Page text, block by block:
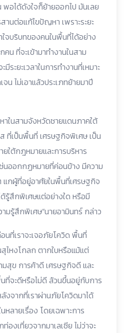
อได้ดังใจก็ย้ายออกไป มันเลย
านต่อแก้ไขปัญหา เพราะระยะ
ใจบริบทของคนในพื้นที่ได้อย่าง
น ที่จะเข้ามาทำงานในสาม
ระยะเวลาในการทำงานที่เหมาะ
น ไม่เอาแล้วประเภทย้ายมาปี
าในสามจังหวัดชายแดนภาคใต้
ที่เป็นพื้นที่ เศรษฐกิจพิเศษ เป็น
ต้กฎหมายและการบริหาร
นออกกฏหมายที่ค่อนข้าง มีความ
แกผู้ที่อยู่อาศัยในพื้นที่เศรษฐกิจ
รู้สึกพิเศษแต่อย่างใด หรือมี
มรู้สึกพิเศษ“นายอามินทร์ กล่าว
นที่เราจะเจอภัยโควิด พื้นที่
สุไหงโกลก ตากใบหรือแม้แต่
มสุข การค้าดี เศรษฐกิจดี และ
ที่จะดีหรือไม่ดี ล้วนขึ้นอยู่กับการ
งจากที่เราผ่านภัยโควิดมาได้
หลายเรื่อง โดยเฉพาะการ
องเที่ยวจากมาเลเซีย ไม่ว่าจะ